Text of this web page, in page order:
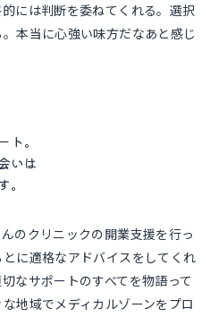
には判断を委ねてくれる。選択
本当に心強い味方だなあと感じ
。
いは
のクリニックの開業支援を行っ
に適格なアドバイスをしてくれ
なサポートのすべてを物語って
地域でメディカルゾーンをプロ